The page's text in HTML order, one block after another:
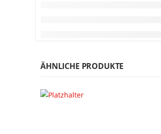
ÄHNLICHE PRODUKTE